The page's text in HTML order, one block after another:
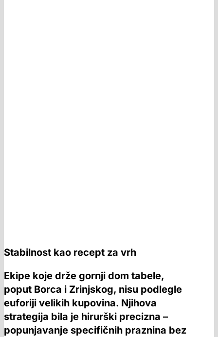
Stabilnost kao recept za vrh
Ekipe koje drže gornji dom tabele,
poput Borca i Zrinjskog, nisu podlegle
euforiji velikih kupovina. Njihova
strategija bila je hirurški precizna –
popunjavanje specifičnih praznina bez